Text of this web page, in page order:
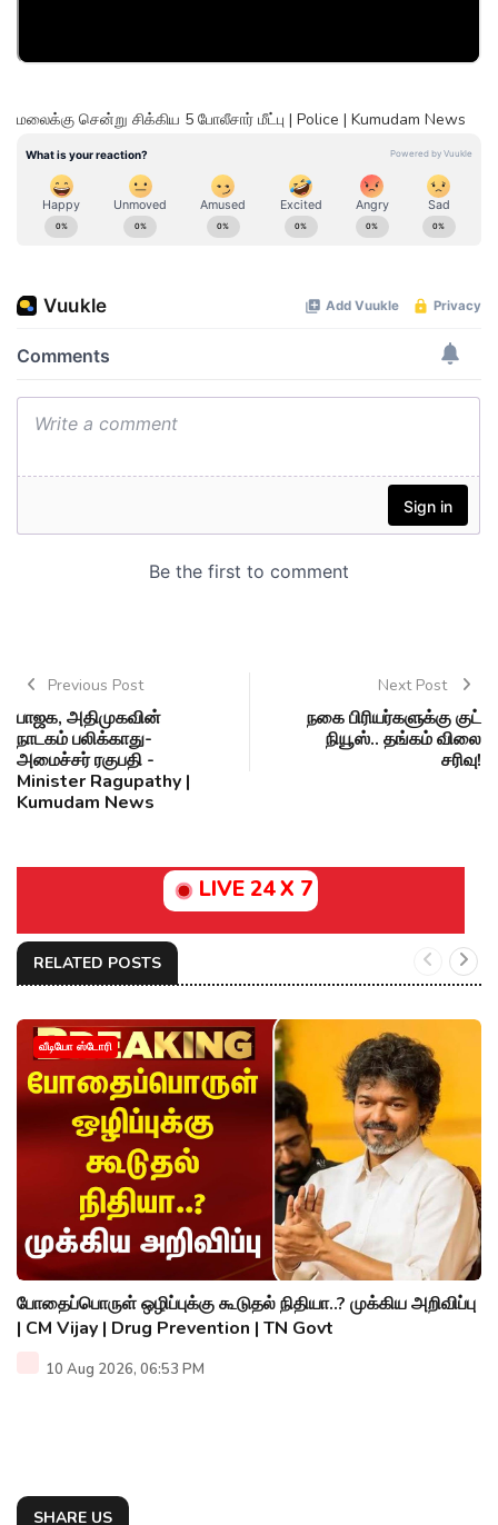
மலைக்கு சென்று சிக்கிய 5 போலீசார் மீட்பு | Police | Kumudam News
Previous Post
பாஜக, அதிமுகவின்
நாடகம் பலிக்காது-
அமைச்சர் ரகுபதி -
Minister Ragupathy |
Kumudam News
Next Post
நகை பிரியர்களுக்கு குட்
நியூஸ்.. தங்கம் விலை
சரிவு!
LIVE 24 X 7
RELATED POSTS
வீடியோ ஸ்டோரி
போதைப்பொருள் ஒழிப்புக்கு கூடுதல் நிதியா..? முக்கிய அறிவிப்பு
| CM Vijay | Drug Prevention | TN Govt
10 Aug 2026, 06:53 PM
SHARE US